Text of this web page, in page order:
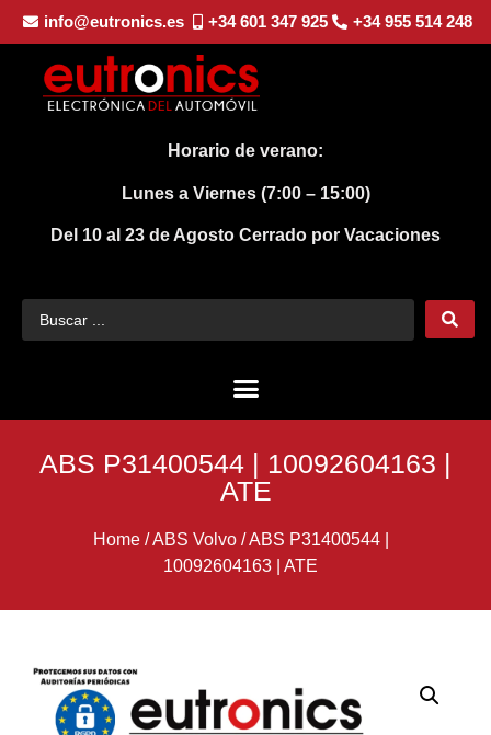
info@eutronics.es +34 601 347 925 +34 955 514 248
Horario de verano:
Lunes a Viernes (7:00 – 15:00)
Del 10 al 23 de Agosto Cerrado por Vacaciones
ABS P31400544 | 10092604163 |
ATE
Home/ABS Volvo/ABS P31400544 |
10092604163 | ATE